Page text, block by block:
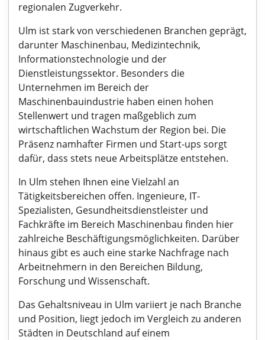
regionalen Zugverkehr.
Ulm ist stark von verschiedenen Branchen geprägt,
darunter Maschinenbau, Medizintechnik,
Informationstechnologie und der
Dienstleistungssektor. Besonders die
Unternehmen im Bereich der
Maschinenbauindustrie haben einen hohen
Stellenwert und tragen maßgeblich zum
wirtschaftlichen Wachstum der Region bei. Die
Präsenz namhafter Firmen und Start-ups sorgt
dafür, dass stets neue Arbeitsplätze entstehen.
In Ulm stehen Ihnen eine Vielzahl an
Tätigkeitsbereichen offen. Ingenieure, IT-
Spezialisten, Gesundheitsdienstleister und
Fachkräfte im Bereich Maschinenbau finden hier
zahlreiche Beschäftigungsmöglichkeiten. Darüber
hinaus gibt es auch eine starke Nachfrage nach
Arbeitnehmern in den Bereichen Bildung,
Forschung und Wissenschaft.
Das Gehaltsniveau in Ulm variiert je nach Branche
und Position, liegt jedoch im Vergleich zu anderen
Städten in Deutschland auf einem